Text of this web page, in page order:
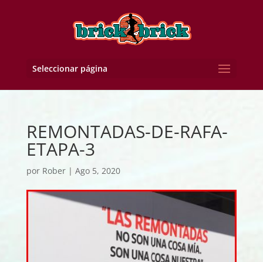
Seleccionar página
REMONTADAS-DE-RAFA-
ETAPA-3
por Rober| Ago 5, 2020